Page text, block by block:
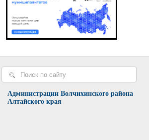
Администрации Волчихинского района
Алтайского края